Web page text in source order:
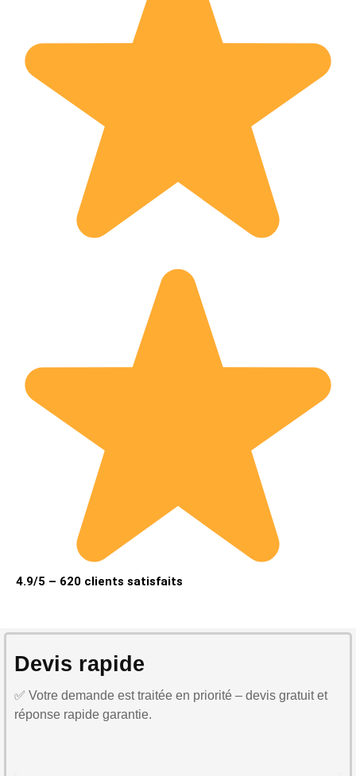
4.9/5 – 620 clients satisfaits
Devis rapide
✅ Votre demande est traitée en priorité – devis gratuit et
réponse rapide garantie.